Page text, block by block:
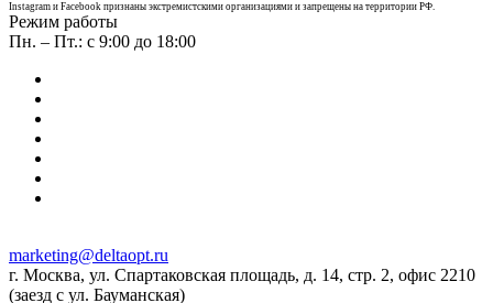
Instagram и Facebook признаны экстремистскими организациями и запрещены на территории РФ.
Режим работы
Пн. – Пт.: с 9:00 до 18:00
marketing@deltaopt.ru
г. Москва, ул. Спартаковская площадь, д. 14, стр. 2, офис 2210
(заезд с ул. Бауманская)